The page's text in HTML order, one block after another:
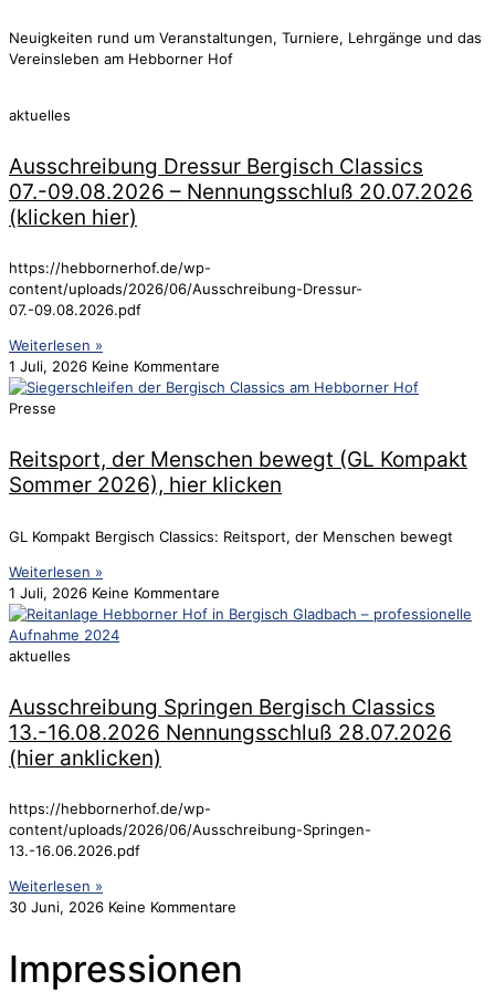
Neuigkeiten rund um Veranstaltungen, Turniere, Lehrgänge und das
Vereinsleben am Hebborner Hof
aktuelles
Ausschreibung Dressur Bergisch Classics
07.-09.08.2026 – Nennungsschluß 20.07.2026
(klicken hier)
https://hebbornerhof.de/wp-
content/uploads/2026/06/Ausschreibung-Dressur-
07.-09.08.2026.pdf
Weiterlesen »
1 Juli, 2026 Keine Kommentare
Presse
Reitsport, der Menschen bewegt (GL Kompakt
Sommer 2026), hier klicken
GL Kompakt Bergisch Classics: Reitsport, der Menschen bewegt
Weiterlesen »
1 Juli, 2026 Keine Kommentare
aktuelles
Ausschreibung Springen Bergisch Classics
13.-16.08.2026 Nennungsschluß 28.07.2026
(hier anklicken)
https://hebbornerhof.de/wp-
content/uploads/2026/06/Ausschreibung-Springen-
13.-16.06.2026.pdf
Weiterlesen »
30 Juni, 2026 Keine Kommentare
Impressionen